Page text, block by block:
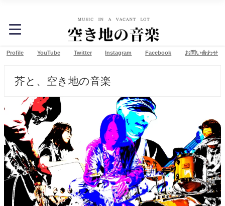
Profile YouTube Twitter Instagram Facebook お問い合わせ
芥と、空き地の音楽